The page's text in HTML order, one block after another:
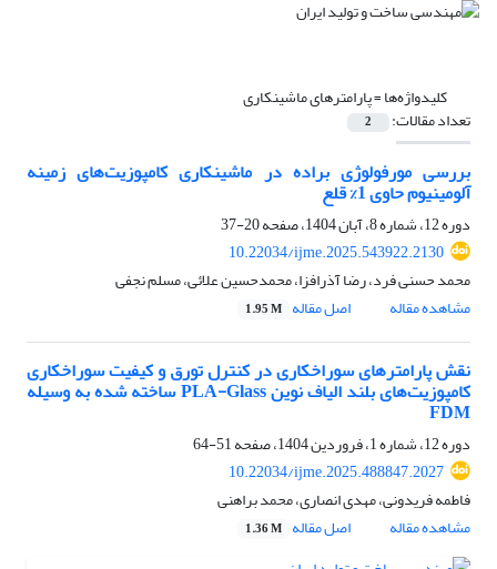
کلیدواژه‌ها =پارامترهای ماشینکاری
تعداد مقالات: 2
بررسی مورفولوژی براده در ماشینکاری کامپوزیت‌های زمینه
آلومینیوم حاوی 1% قلع
دوره 12، شماره 8، آبان 1404، صفحه
20-37
10.22034/ijme.2025.543922.2130
محمد حسنی فرد، رضا آذرافزا، محمدحسین علائی، مسلم نجفی
مشاهده مقاله
اصل مقاله 1.95 M
نقش پارامترهای سوراخکاری در کنترل تورق و کیفیت سوراخکاری
کامپوزیت‌های بلند الیاف نوین PLA-Glass ساخته شده به وسیله
FDM
دوره 12، شماره 1، فروردین 1404، صفحه
51-64
10.22034/ijme.2025.488847.2027
فاطمه فریدونی، مهدی انصاری، محمد براهنی
مشاهده مقاله
اصل مقاله 1.36 M